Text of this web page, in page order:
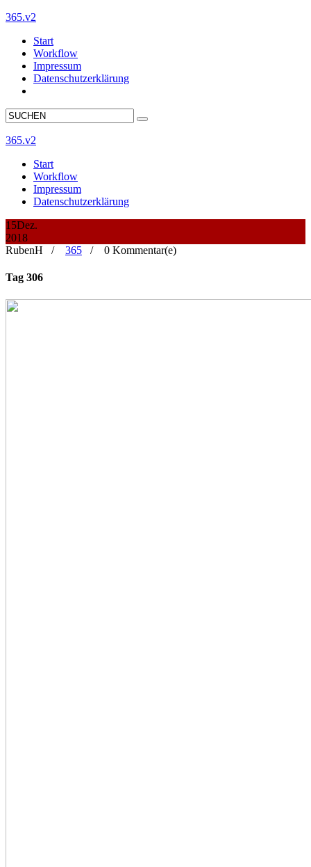
365.v2
Start
Workflow
Impressum
Datenschutzerklärung
365.v2
Start
Workflow
Impressum
Datenschutzerklärung
15Dez.
2018
RubenH /
365 / 0 Kommentar(e)
Tag 306